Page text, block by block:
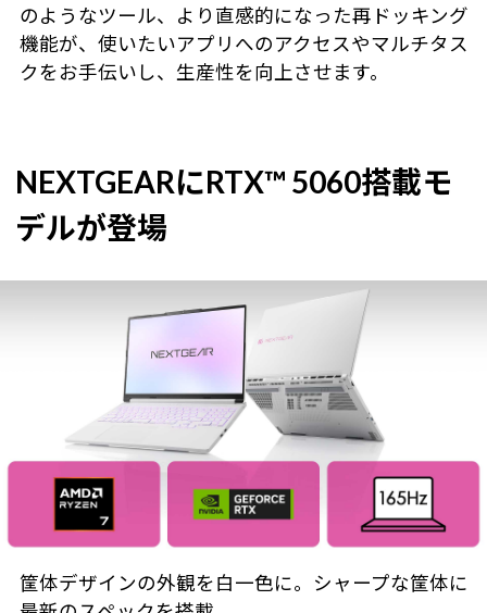
のようなツール、より直感的になった再ドッキング
機能が、使いたいアプリへのアクセスやマルチタス
クをお手伝いし、生産性を向上させます。
NEXTGEARにRTX™ 5060搭載モ
デルが登場
筐体デザインの外観を白一色に。シャープな筐体に